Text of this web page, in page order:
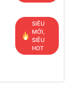
SIÊU
MỚI,
SIÊU
HOT